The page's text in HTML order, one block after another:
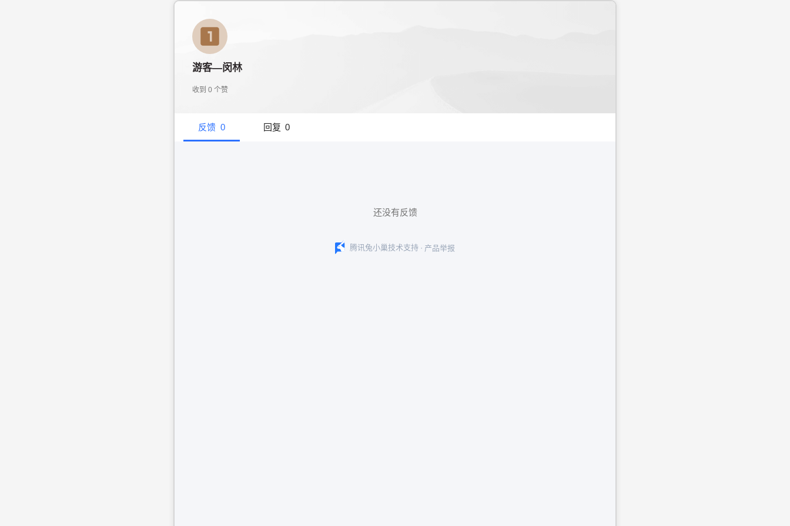
游客—闵林
收到 0 个赞
反馈 0 回复 0
还没有反馈
腾讯兔小巢技术支持 · 产品举报